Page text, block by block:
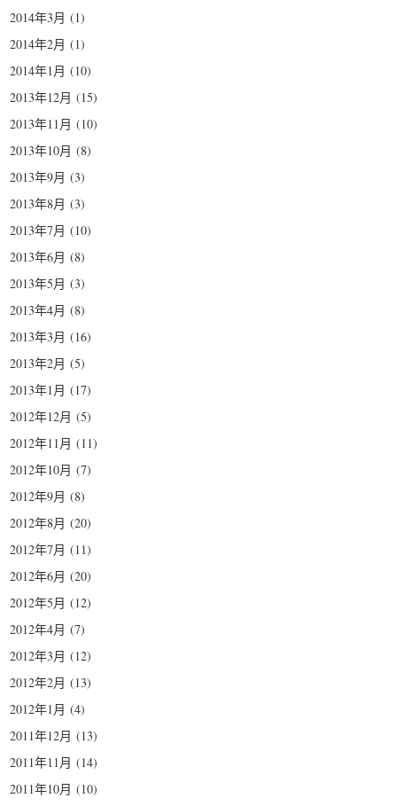
2014年3月 (1)
2014年2月 (1)
2014年1月 (10)
2013年12月 (15)
2013年11月 (10)
2013年10月 (8)
2013年9月 (3)
2013年8月 (3)
2013年7月 (10)
2013年6月 (8)
2013年5月 (3)
2013年4月 (8)
2013年3月 (16)
2013年2月 (5)
2013年1月 (17)
2012年12月 (5)
2012年11月 (11)
2012年10月 (7)
2012年9月 (8)
2012年8月 (20)
2012年7月 (11)
2012年6月 (20)
2012年5月 (12)
2012年4月 (7)
2012年3月 (12)
2012年2月 (13)
2012年1月 (4)
2011年12月 (13)
2011年11月 (14)
2011年10月 (10)